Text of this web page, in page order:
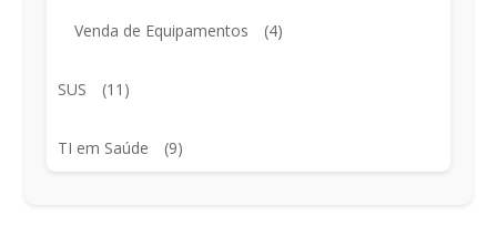
Venda de Equipamentos (4)
SUS (11)
TI em Saúde (9)